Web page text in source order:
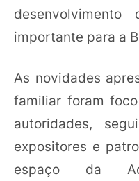
importante para a
As novidades
familiar foram
autoridades,
expositores e
espaço da